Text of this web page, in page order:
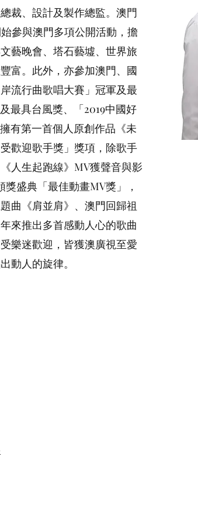
塔石藝墟、世界旅遊日以及火樹
參加澳門、國內等舉辦的歌唱比
冠軍及最佳台風獎、「金蓮花盃
國好聲音」全國海選廣州賽區最
來日記》，以新人勇奪第十屆澳
兼幕後工作，為自己歌曲製作動
2018「最佳音樂影片獎」及第
評。續後參予澳門特殊奧運會三
曲《蓮華盛放》，作為主唱之
《遇上了》及《感恩你的愛》，
獎」等獎項，為親情及愛情唱出
裁、設計及製作總監。澳門
參與澳門多項公開活動，擔
藝晚會、塔石藝墟、世界旅
富。此外，亦參加澳門、國
流行曲歌唱大賽」冠軍及最
最具台風獎、「2019中國好
有第一首個人原創作品《未
歡迎歌手獎」獎項，除歌手
人生起跑線》MV獲聲音與影
盛典「最佳動畫MV獎」，
曲《肩並肩》、澳門回歸祖
來推出多首感動人心的歌曲
樂迷歡迎，皆獲澳廣視至愛
動人的旋律。